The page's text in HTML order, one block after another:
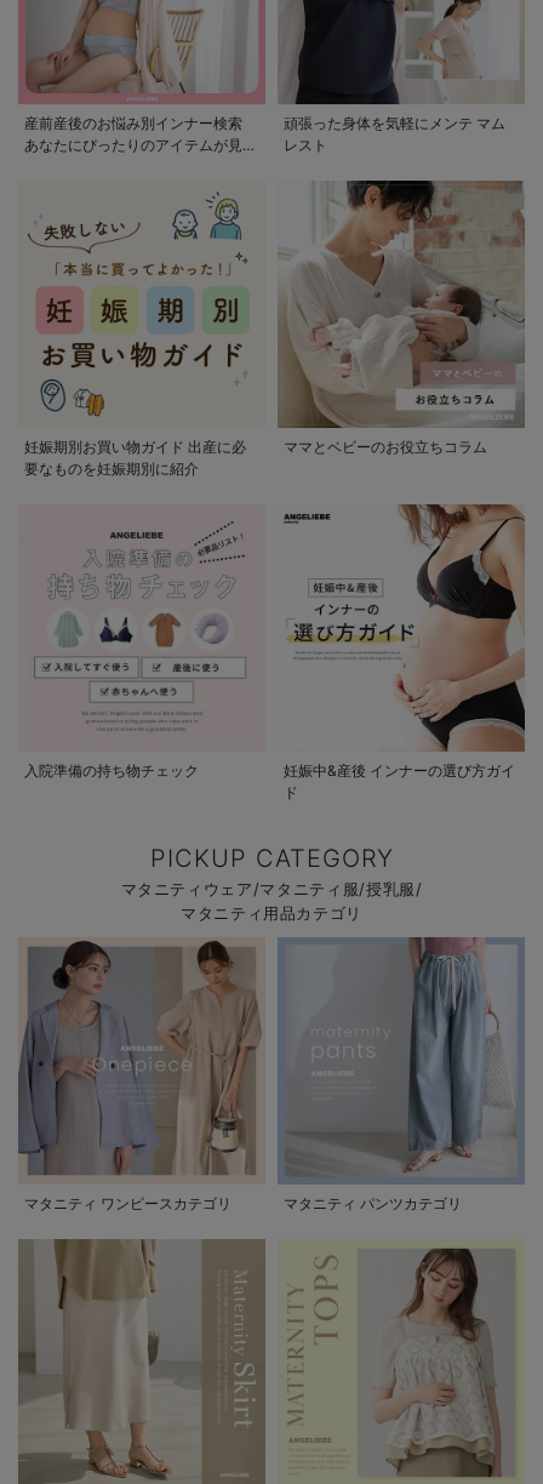
産前産後のお悩み別インナー検索
あなたにぴったりのアイテムが見つ
頑張った身体を気軽にメンテ マム
レスト
妊娠期別お買い物ガイド 出産に必
要なものを妊娠期別に紹介
ママとベビーのお役立ちコラム
入院準備の持ち物チェック
妊娠中&産後 インナーの選び方ガイ
ド
PICKUP CATEGORY
マタニティウェア/マタニティ服/授乳服/
マタニティ用品カテゴリ
マタニティ ワンピースカテゴリ マタニティ パンツカテゴリ